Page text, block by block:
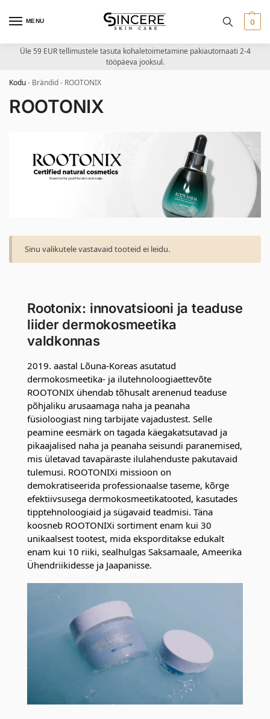
MENU 0
Üle 59 EUR tellimustele tasuta kohaletoimetamine pakiautomaati 2-4
tööpäeva jooksul.
Kodu- Brändid- ROOTONIX
ROOTONIX
Sinu valikutele vastavaid tooteid ei leidu.
Rootonix: innovatsiooni ja teaduse
liider dermokosmeetika
valdkonnas
2019. aastal Lõuna-Koreas asutatud
dermokosmeetika- ja ilutehnoloogiaettevõte
ROOTONIX ühendab tõhusalt arenenud teaduse
põhjaliku arusaamaga naha ja peanaha
füsioloogiast ning tarbijate vajadustest. Selle
peamine eesmärk on tagada käegakatsutavad ja
pikaajalised naha ja peanaha seisundi paranemised,
mis ületavad tavapäraste ilulahenduste pakutavaid
tulemusi. ROOTONIXi missioon on
demokratiseerida professionaalse taseme, kõrge
efektiivsusega dermokosmeetikatooted, kasutades
tipptehnoloogiaid ja sügavaid teadmisi. Täna
koosneb ROOTONIXi sortiment enam kui 30
unikaalsest tootest, mida eksporditakse edukalt
enam kui 10 riiki, sealhulgas Saksamaale, Ameerika
Ühendriikidesse ja Jaapanisse.